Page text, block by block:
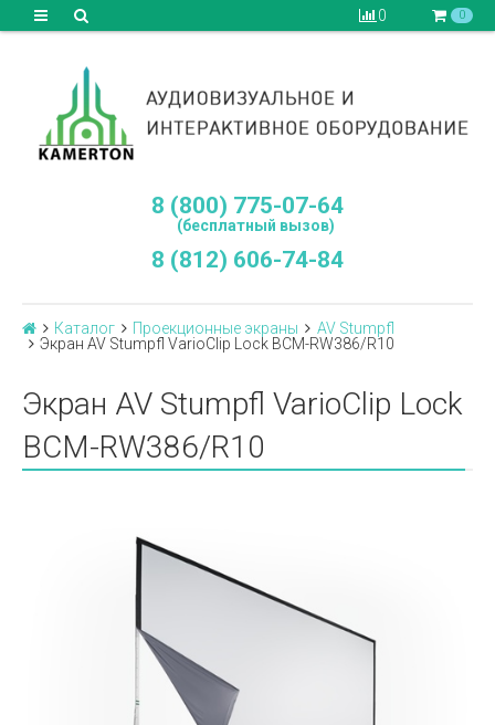
0 0
8 (800) 775-07-64
(бесплатный вызов)
8 (812) 606-74-84
Каталог Проекционные экраны
AV Stumpfl
Экран AV Stumpfl VarioClip Lock BCM-RW386/R10
Экран AV Stumpfl VarioClip Lock
BCM-RW386/R10